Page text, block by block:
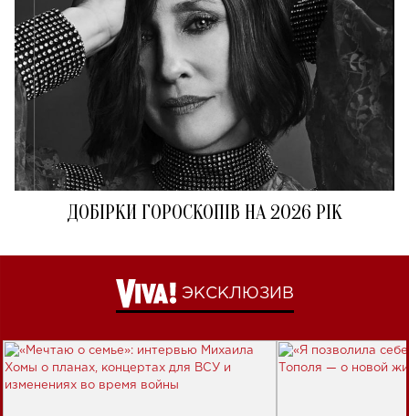
ДОБІРКИ ГОРОСКОПІВ НА 2026 РІК
ЭКСКЛЮЗИВ